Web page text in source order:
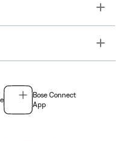
Toggle
Toggle
Bose Connect
App